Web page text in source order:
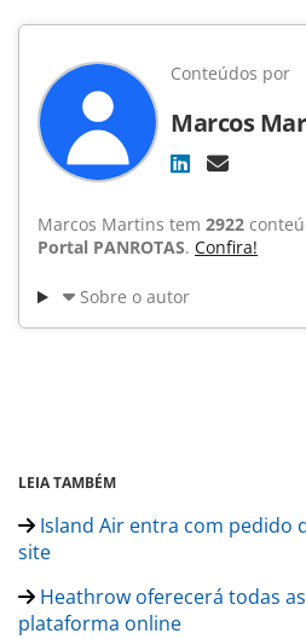
Conteúdos por
Marcos
Marcos Martins tem 2922
Portal PANROTAS. Confira!
Sobre o autor
LEIA TAMBÉM
Island Air entra com pedido
site
Heathrow oferecerá todas
plataforma online